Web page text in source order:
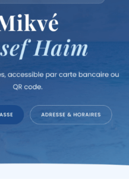
texte dans